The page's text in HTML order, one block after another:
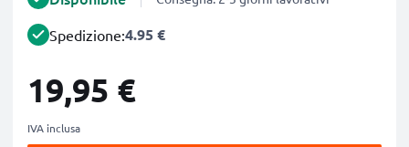
Spedizione:4.95 €
19,95 €
IVA inclusa